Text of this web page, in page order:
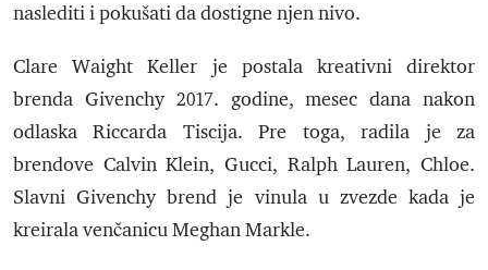
naslediti i pokušati da dostigne njen nivo.
Clare Waight Keller je postala kreativni direktor
brenda Givenchy 2017. godine, mesec dana nakon
odlaska Riccarda Tiscija. Pre toga, radila je za
brendove Calvin Klein, Gucci, Ralph Lauren, Chloe.
Slavni Givenchy brend je vinula u zvezde kada je
kreirala venčanicu Meghan Markle.